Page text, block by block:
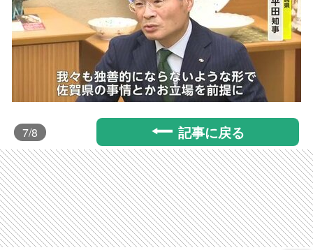
7/8 記事に戻る